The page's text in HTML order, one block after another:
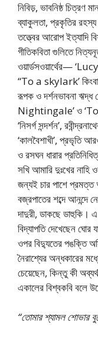
নিবিড়, ভাবনিষ্ঠ চিত্রণ
ব্যাকুলতা, প্রকৃতির রহস্য
তত্ত্বের আরোপ ইত্যাদি
গীতিকবিতা গুলিতে
ওয়ার্ডসওয়ার্থের—
“To a skylark’
রূপক ও দর্শনভাবনা
Nightingale’ ও ‘To
‘নিসর্গ সন্দর্শন’,
‘কালবৈশাখী’, প্রভৃতি
ও রসঘন ধারার
সখি আমারি দুঃখের নাহি
জন্যই চার পাশে
বজ্রপাতের শব্দে আনন্দে
দাদুরী, ডাকছে ডাহুকি।
বিদ্যাপতি দেখেছেন ঘোর
ওপর বিদ্যুতের পঙক্তি
নৈরাশ্যের অন্ধকারের
চেয়েছেন, কিন্তু কী
একালের বিশ্বকবি বলে
“তোমার শ্যামল শোভার